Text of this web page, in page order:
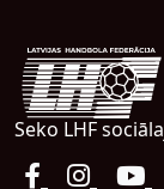
Seko LHF